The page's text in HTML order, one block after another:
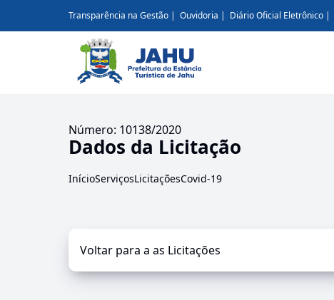
Transparência na Gestão Ouvidoria Diário Oficial Eletrônico
Número: 10138/2020
Dados da Licitação
InícioServiçosLicitaçõesCovid-19
Voltar para a as Licitações